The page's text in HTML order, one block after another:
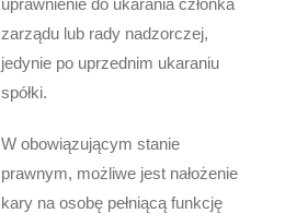
zarządu lub rady nadzorczej,
jedynie po uprzednim ukaraniu
spółki.
W obowiązującym stanie
prawnym, możliwe jest nałożenie
kary na osobę pełniącą funkcję